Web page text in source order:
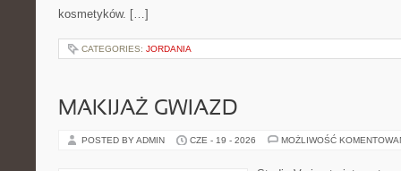
kosmetyków. […]
CATEGORIES: JORDANIA
MAKIJAŻ GWIAZD
POSTED BY ADMIN CZE - 19 - 2026 MOŻLIWOŚĆ